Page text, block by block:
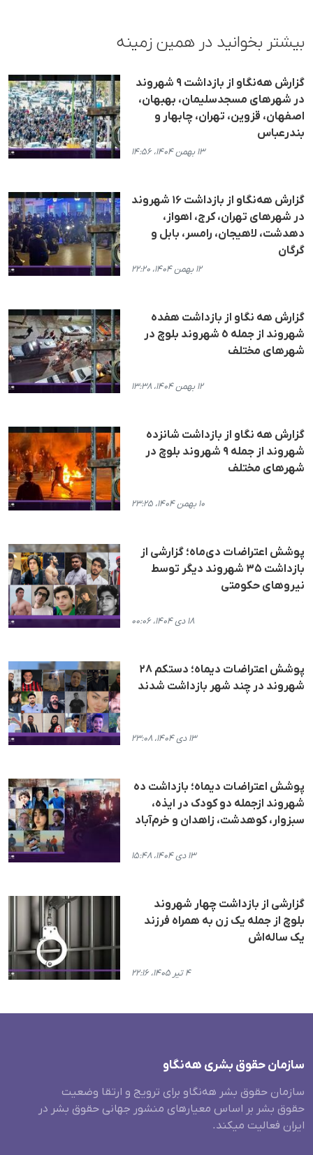
بیشتر بخوانید در همین زمینه
گزارش هه‌نگاو از بازداشت ٩ شهروند
در شهرهای مسجدسلیمان، بهبهان،
اصفهان، قزوین، تهران، چابهار و
بندرعباس
۱۳ بهمن ۱۴۰۴، ۱۴:۵۶
گزارش هه‌نگاو از بازداشت ۱۶ شهروند
در شهرهای تهران، کرج، اهواز،
دهدشت، لاهیجان، رامسر، بابل و
گرگان
۱۲ بهمن ۱۴۰۴، ۲۲:۲۰
گزارش هه نگاو از بازداشت هفدە
شهروند از جملە ٥ شهروند بلوچ در
شهرهای مختلف
۱۲ بهمن ۱۴۰۴، ۱۳:۳۸
گزارش هه نگاو از بازداشت شانزده
شهروند از جمله ۹ شهروند بلوچ در
شهرهای مختلف
۱۰ بهمن ۱۴۰۴، ۲۳:۲۵
پوشش اعتراضات دی‌ماه؛ گزارشی از
بازداشت ۳۵ شهروند دیگر توسط
نیروهای حکومتی
۱۸ دی ۱۴۰۴، ۰۰:۰۶
پوشش اعتراضات دیماه؛ دستکم ٢٨
شهروند در چند شهر بازداشت شدند
۱۳ دی ۱۴۰۴، ۲۳:۰۸
پوشش اعتراضات دیماه؛ بازداشت ده
شهروند ازجمله دو کودک در ایذه،
سبزوار، کوهدشت، زاهدان و خرم‌آباد
۱۳ دی ۱۴۰۴، ۱۵:۴۸
گزارشی از بازداشت چهار شهروند
بلوچ از جمله یک زن به همراه فرزند
یک ساله‌اش
۴ تیر ۱۴۰۵، ۲۲:۱۶
سازمان حقوق بشری هەنگاو
سازمان حقوق بشر هه‌نگاو برای ترویج و ارتقا وضعیت
حقوق بشر بر اساس معیارهای منشور جهانی حقوق بشر در
ایران فعالیت میکند.